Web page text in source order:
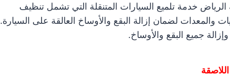
خدمة تلميع السيارات المتنقلة التي تشمل تنظيف
والمعدات لضمان إزالة البقع والأوساخ العالقة على السيارة.
جميع البقع والأوساخ.